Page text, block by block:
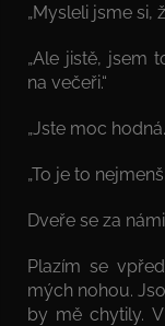
„Mysleli jsme si,
„Ale jistě, jsem
na večeři.“
„Jste moc
„To je to
Dveře se za
Plazím se
mých nohou.
by mě chytily.